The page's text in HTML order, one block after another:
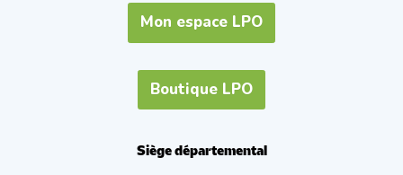
Mon espace LPO
Boutique LPO
Siège départemental